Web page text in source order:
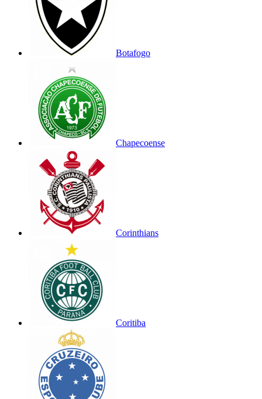
Botafogo
Chapecoense
Corinthians
Coritiba